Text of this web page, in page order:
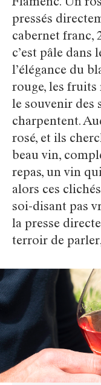
Flamenc. Un
pressés
cabernet franc,
c’est pâle dans
l’élégance du
rouge, les fruits
le souvenir des
charpentent.
rosé, et ils
beau vin,
repas, un vin
alors ces
soi-disant pas
la presse
terroir de